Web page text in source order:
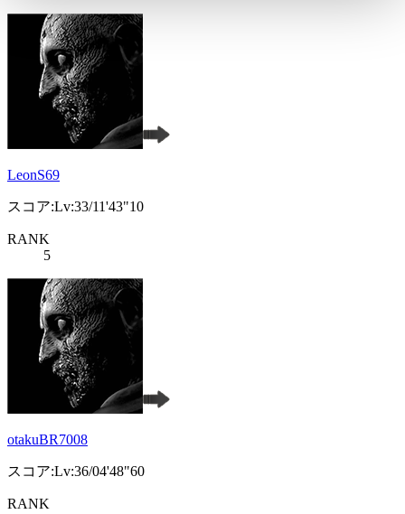
LeonS69
スコア:Lv:33/11'43"10
RANK
5
otakuBR7008
スコア:Lv:36/04'48"60
RANK